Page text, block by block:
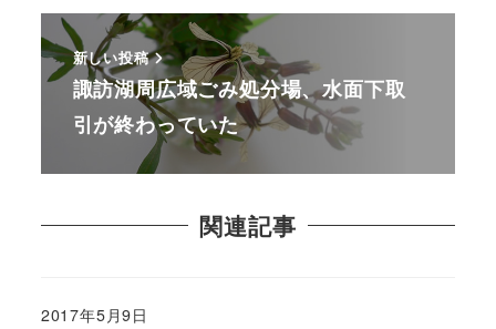
新しい投稿
諏訪湖周広域ごみ処分場、水面下取
引が終わっていた
関連記事
2017年5月9日